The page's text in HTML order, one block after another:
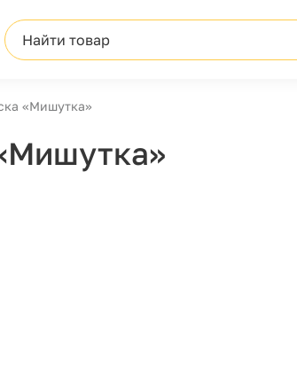
Найти товар
«Мишутка»